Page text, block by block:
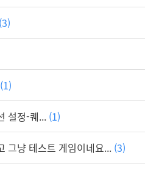
(3)
(1)
설정-퀘... (1)
그냥 테스트 게임이네요... (3)